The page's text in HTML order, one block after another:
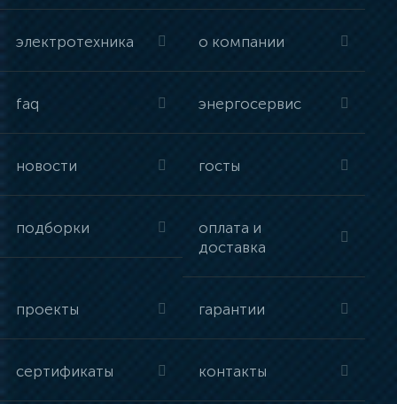
электротехника о компании
faq энергосервис
новости госты
подборки
оплата и
доставка
проекты гарантии
сертификаты контакты